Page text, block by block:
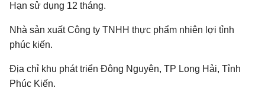
Hạn sử dụng 12 tháng.
Nhà sản xuất Công ty TNHH thực phẩm nhiên lợi tỉnh
phúc kiến.
Địa chỉ khu phát triển Đông Nguyên, TP Long Hải, Tỉnh
Phúc Kiến.